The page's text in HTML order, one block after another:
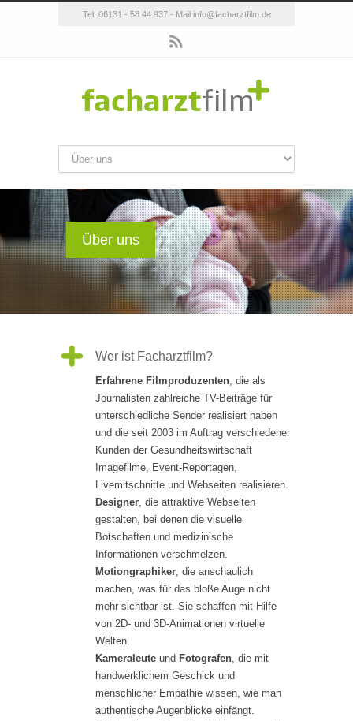
Tel: 06131 - 58 44 937 - Mail info@facharztfilm.de
Über uns
Wer ist Facharztfilm?
Erfahrene Filmproduzenten, die als
Journalisten zahlreiche TV-Beiträge für
unterschiedliche Sender realisiert haben
und die seit 2003 im Auftrag verschiedener
Kunden der Gesundheitswirtschaft
Imagefilme, Event-Reportagen,
Livemitschnitte und Webseiten realisieren.
Designer, die attraktive Webseiten
gestalten, bei denen die visuelle
Botschaften und medizinische
Informationen verschmelzen.
Motiongraphiker, die anschaulich
machen, was für das bloße Auge nicht
mehr sichtbar ist. Sie schaffen mit Hilfe
von 2D- und 3D-Animationen virtuelle
Welten.
Kameraleute und Fotografen, die mit
handwerklichem Geschick und
menschlicher Empathie wissen, wie man
authentische Augenblicke einfängt.